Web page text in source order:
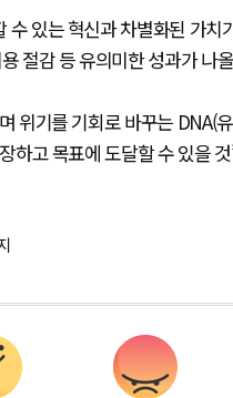
있는 혁신과 차별화된 가
절감 등 유의미한 성과가 나
위기를 기회로 바꾸는 DNA(
하고 목표에 도달할 수 있을